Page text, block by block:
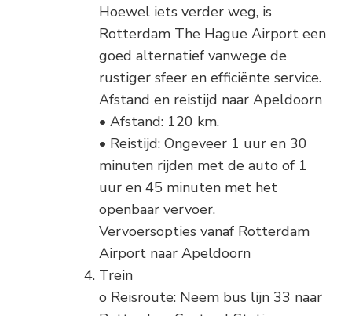
Hoewel iets verder weg, is
Rotterdam The Hague Airport een
goed alternatief vanwege de
rustiger sfeer en efficiënte service.
Afstand en reistijd naar Apeldoorn
• Afstand: 120 km.
• Reistijd: Ongeveer 1 uur en 30
minuten rijden met de auto of 1
uur en 45 minuten met het
openbaar vervoer.
Vervoersopties vanaf Rotterdam
Airport naar Apeldoorn
Trein
o Reisroute: Neem bus lijn 33 naar